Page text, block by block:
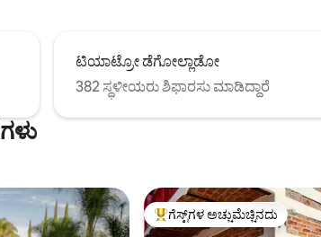
ಟಿಯಾಟ್ರೋ ಡೆಗೋಲ್ಲಾಡೋ
382 ಸ್ಥಳೀಯರು ಶಿಫಾರಸು ಮಾಡಿದ್ದಾರೆ
ಗೆಸ್ಟ್‌ಗಳಿಗೆ ಅತಿ ಹೆಚ್ಚು ಅಚ್ಚುಮೆಚ್ಚಿನದು
ಗೆಸ್ಟ್‌ಗಳ ಅಚ್ಚುಮೆಚ್ಚಿನದು